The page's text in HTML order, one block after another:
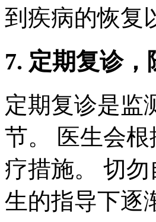
到疾病的恢复
7. 定期复诊，
定期复诊是监
节。 医生会
疗措施。 切
生的指导下逐